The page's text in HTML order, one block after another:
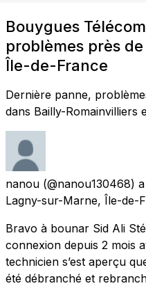
Bouygues
problèmes près
Île-de-France
Dernière panne,
dans Bailly-Romainvilliers
nanou (@nanou130468)
Lagny-sur-Marne, Île-de-
Bravo à bounar Sid Ali
connexion depuis 2 mois
technicien s’est aperçu
été débranché et